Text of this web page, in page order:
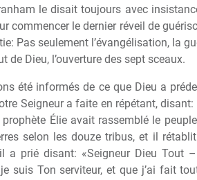
le disait toujours avec
commencer le dernier réveil de
Pas seulement l’évangélisation, la
Dieu, l’ouverture des sept sceaux.
été informés de ce que Dieu a
Seigneur a faite en répétant, disant:
prophète Élie avait rassemblé le
selon les douze tribus, et il rétablit
a prié disant: «Seigneur Dieu Tout
suis Ton serviteur, et que j’ai fait